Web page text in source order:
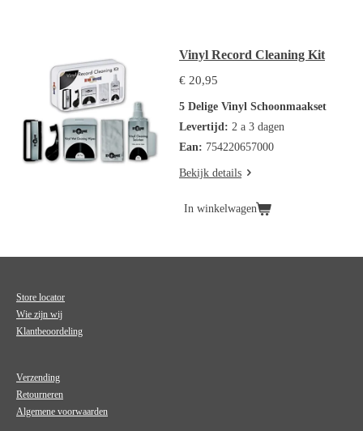
Vinyl Record Cleaning Kit
€ 20,95
5 Delige Vinyl Schoonmaakset
Levertijd: 2 a 3 dagen
Ean: 754220657000
Bekijk details
In winkelwagen
Store locator
Wie zijn wij
Klantbeoordeling
Verzending
Retourneren
Algemene voorwaarden